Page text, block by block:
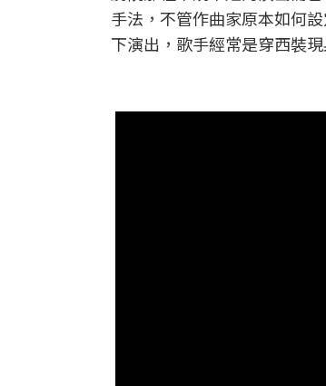
手法，不管作曲家原本如何
下演出，歌手經常是穿西裝